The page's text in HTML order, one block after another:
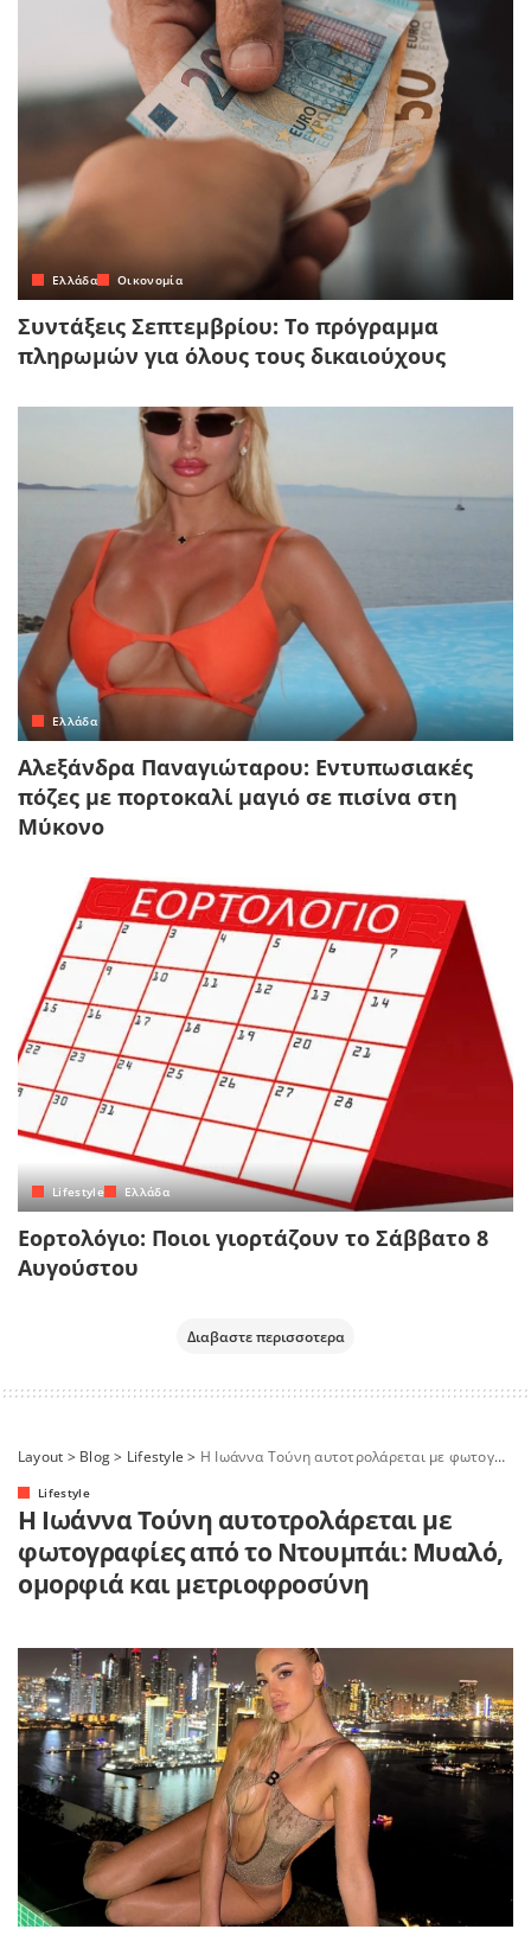
Ελλάδα Οικονομία
Συντάξεις Σεπτεμβρίου: Το πρόγραμμα
πληρωμών για όλους τους δικαιούχους
Ελλάδα
Αλεξάνδρα Παναγιώταρου: Εντυπωσιακές
πόζες με πορτοκαλί μαγιό σε πισίνα στη
Μύκονο
Lifestyle Ελλάδα
Εορτολόγιο: Ποιοι γιορτάζουν το Σάββατο 8
Αυγούστου
Διαβαστε περισσοτερα
Layout > Blog> Lifestyle > H Ιωάννα Τούνη αυτοτρολάρεται με φωτογραφίες από το Ντουμπάι: Μυαλό, ομορφιά και μετριοφροσύνη
Lifestyle
H Ιωάννα Τούνη αυτοτρολάρεται με
φωτογραφίες από το Ντουμπάι: Μυαλό,
ομορφιά και μετριοφροσύνη